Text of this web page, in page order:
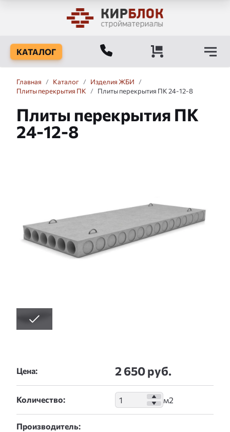
КАТАЛОГ
Главная / Каталог / Изделия ЖБИ
/
Плиты перекрытия ПК
/ Плиты перекрытия ПК 24-12-8
Плиты перекрытия ПК
24-12-8
Цена: 2 650 руб.
Количество:
Производитель: